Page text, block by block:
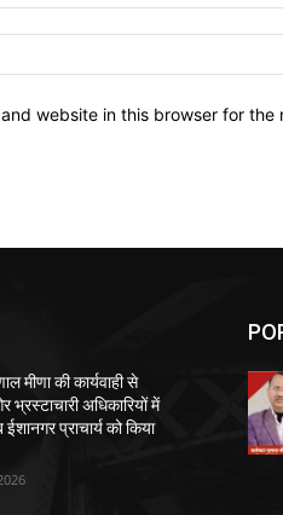
website in this browser for the
मीणा की कार्यवाही से
भ्रस्टाचारी अधिकारियों में
प्राचार्य को किया